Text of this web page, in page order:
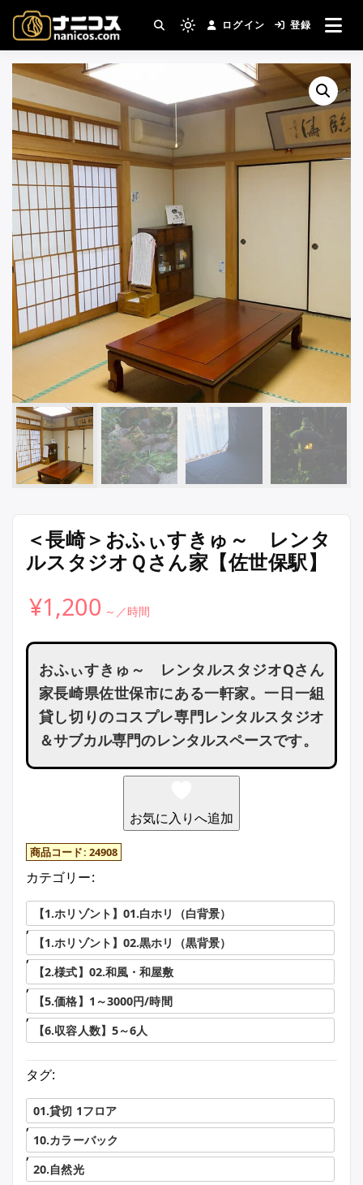
テ
ン
へ
ス
キ
プ
nanicos－コスプレイヤ
ーさんとカメラマンさん
がつながるコスプレ撮影
サイト
撮影場所・スタジオがすぐ見つかる。コスプ
レ撮影主催者の強い味方！
Light
mode
to
switch
dark)
ログイン 登録
＜長崎＞おふぃすきゅ～ レンタ
ルスタジオＱさん家【佐世保駅】
¥1,200
おふぃすきゅ～ レンタルスタジオQさん
家長崎県佐世保市にある一軒家。一日一組
貸し切りのコスプレ専門レンタルスタジオ
＆サブカル専門のレンタルスペースです。
お気に入りへ追加
商品コード: 24908
カテゴリー:
【1.ホリゾント】01.白ホリ（白背景）
,
【1.ホリゾント】02.黒ホリ（黒背景）
,
【2.様式】02.和風・和屋敷
,
【5.価格】1～3000円/時間
,
【6.収容人数】5～6人
タグ:
01.貸切 1フロア
,
10.カラーバック
,
20.自然光